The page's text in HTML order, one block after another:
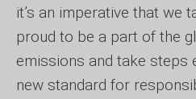
it’s an imperative that we
proud to be a part of the
emissions and take steps
new standard for